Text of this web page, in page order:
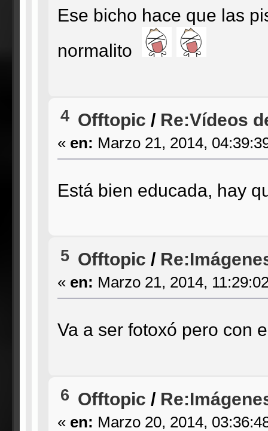
Ese bicho hace que las
normalito
4 Offtopic / Re:Vídeos
« en: Marzo 21, 2014,
Está bien educada, hay
5 Offtopic /
« en: Marzo 21, 2014,
Va a ser fotoxó pero con
6 Offtopic /
« en: Marzo 20, 2014,